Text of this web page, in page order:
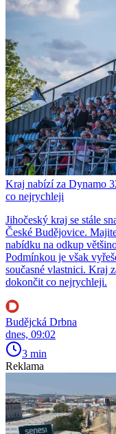
Kraj nabízí za Dynamo
co nejrychleji
Jihočeský kraj se stále
České Budějovice.
nabídku na odkup
Podmínkou je však
současné vlastnici. Kraj
dokončit co nejrychleji.
Budějcká Drbna
dnes, 09:02
3 min
Reklama